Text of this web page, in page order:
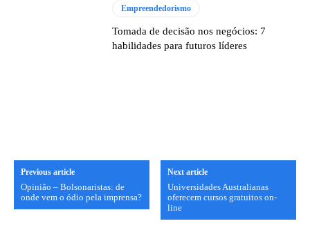
Empreendedorismo
Tomada de decisão nos negócios: 7
habilidades para futuros líderes
Previous article
Opinião – Bolsonaristas: de
onde vem o ódio pela imprensa?
Next article
Universidades Australianas
oferecem cursos gratuitos on-
line